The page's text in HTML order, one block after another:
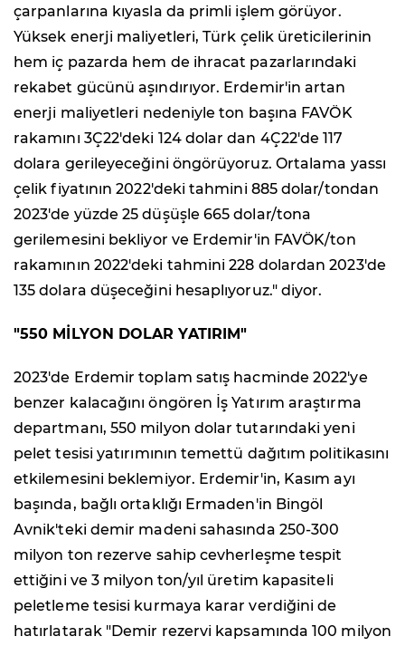
çarpanlarına kıyasla da primli işlem görüyor.
Yüksek enerji maliyetleri, Türk çelik üreticilerinin
hem iç pazarda hem de ihracat pazarlarındaki
rekabet gücünü aşındırıyor. Erdemir'in artan
enerji maliyetleri nedeniyle ton başına FAVÖK
rakamını 3Ç22'deki 124 dolar dan 4Ç22'de 117
dolara gerileyeceğini öngörüyoruz. Ortalama yassı
çelik fiyatının 2022'deki tahmini 885 dolar/tondan
2023'de yüzde 25 düşüşle 665 dolar/tona
gerilemesini bekliyor ve Erdemir'in FAVÖK/ton
rakamının 2022'deki tahmini 228 dolardan 2023'de
135 dolara düşeceğini hesaplıyoruz." diyor.
"550 MİLYON DOLAR YATIRIM"
2023'de Erdemir toplam satış hacminde 2022'ye
benzer kalacağını öngören İş Yatırım araştırma
departmanı, 550 milyon dolar tutarındaki yeni
pelet tesisi yatırımının temettü dağıtım politikasını
etkilemesini beklemiyor. Erdemir'in, Kasım ayı
başında, bağlı ortaklığı Ermaden'in Bingöl
Avnik'teki demir madeni sahasında 250-300
milyon ton rezerve sahip cevherleşme tespit
ettiğini ve 3 milyon ton/yıl üretim kapasiteli
peletleme tesisi kurmaya karar verdiğini de
hatırlatarak "Demir rezervi kapsamında 100 milyon